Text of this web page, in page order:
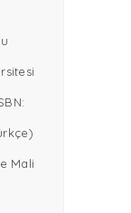
Mali